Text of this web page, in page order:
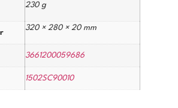
230 g
320 × 280 × 20 mm
3661200059686
1502SC90010